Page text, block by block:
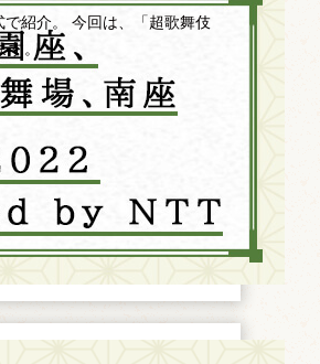
紹介。 今回は、「超歌舞伎
す。